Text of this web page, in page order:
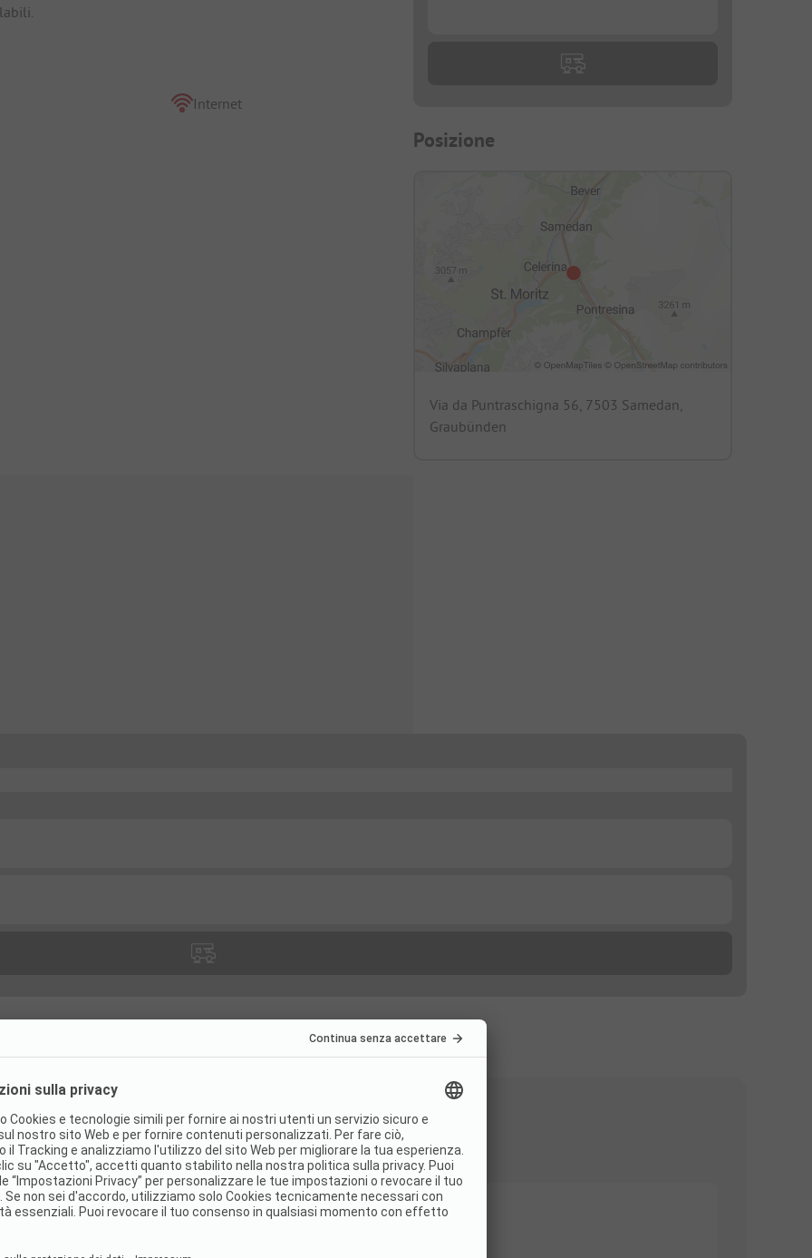
Internet
Posizione
Via da Puntraschigna 56, 7503 Samedan,
Graubünden